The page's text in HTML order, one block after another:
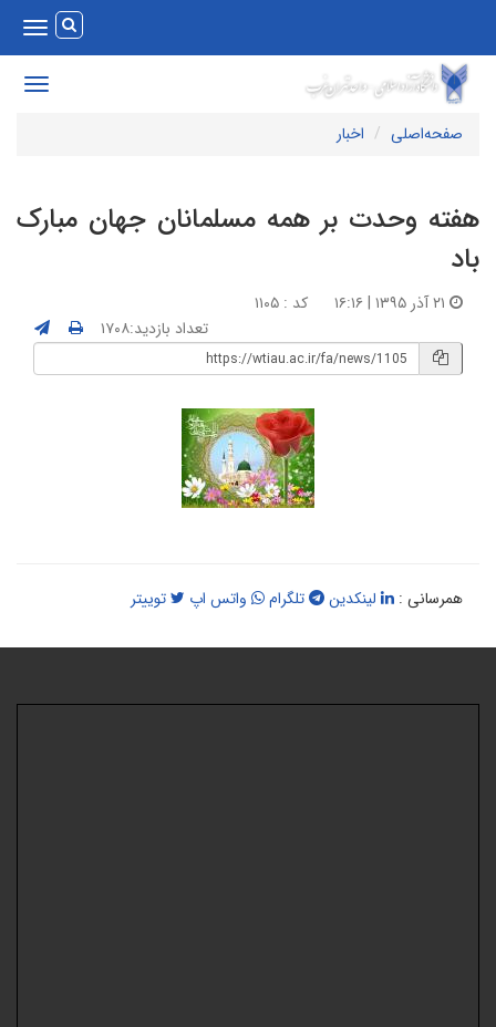
Toggle
Toggle
صفحه‌اصلی
اخبار
وحدت بر همه مسلمانان جهان مبارک
کد : ۱۱۰۵
تعداد بازدید:۱۷۰۸
همرسانی : لینکدین تلگرام واتس اپ توییتر